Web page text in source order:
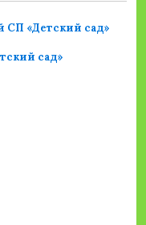
СП «Детский сад»
сад»